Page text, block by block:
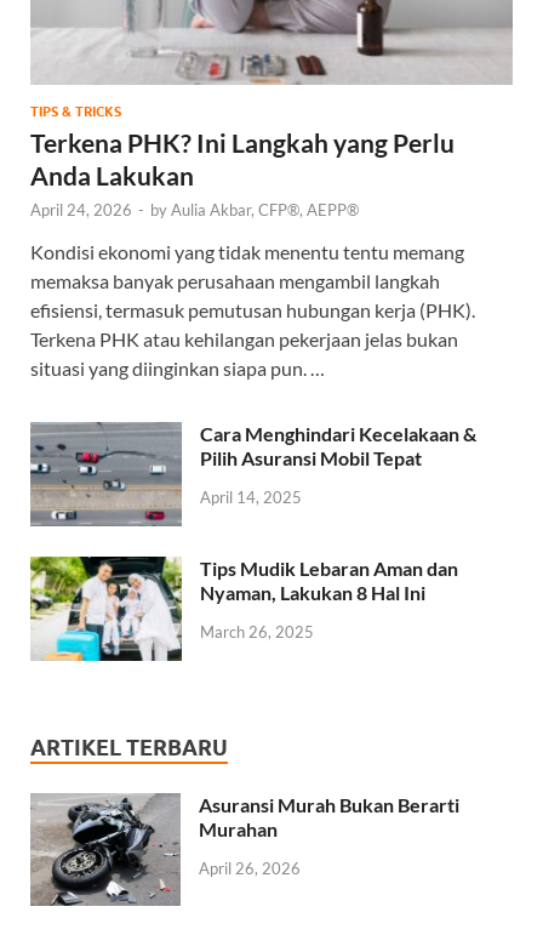
TIPS & TRICKS
Terkena PHK? Ini Langkah yang Perlu
Anda Lakukan
April 24, 2026 - byAulia Akbar, CFP®, AEPP®
Kondisi ekonomi yang tidak menentu tentu memang
memaksa banyak perusahaan mengambil langkah
efisiensi, termasuk pemutusan hubungan kerja (PHK).
Terkena PHK atau kehilangan pekerjaan jelas bukan
situasi yang diinginkan siapa pun. …
Cara Menghindari Kecelakaan &
Pilih Asuransi Mobil Tepat
April 14, 2025
Tips Mudik Lebaran Aman dan
Nyaman, Lakukan 8 Hal Ini
March 26, 2025
ARTIKEL TERBARU
Asuransi Murah Bukan Berarti
Murahan
April 26, 2026